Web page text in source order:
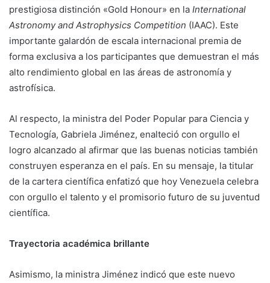
prestigiosa distinción «Gold Honour» en la International
Astronomy and Astrophysics Competition (IAAC). Este
importante galardón de escala internacional premia de
forma exclusiva a los participantes que demuestran el más
alto rendimiento global en las áreas de astronomía y
astrofísica.
Al respecto, la ministra del Poder Popular para Ciencia y
Tecnología, Gabriela Jiménez, enalteció con orgullo el
logro alcanzado al afirmar que las buenas noticias también
construyen esperanza en el país. En su mensaje, la titular
de la cartera científica enfatizó que hoy Venezuela celebra
con orgullo el talento y el promisorio futuro de su juventud
científica.
Trayectoria académica brillante
Asimismo, la ministra Jiménez indicó que este nuevo